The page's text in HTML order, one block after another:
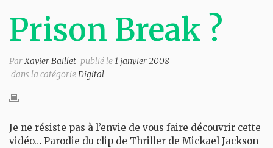
Prison Break ?
ParXavier Baillet publié le1 janvier 2008
dans la catégorieDigital
Je ne résiste pas à l’envie de vous faire découvrir cette
vidéo… Parodie du clip de Thriller de Mickael Jackson